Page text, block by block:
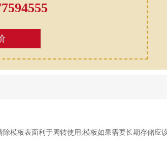
模板表面利于周转使用;模板如果需要长期存储应